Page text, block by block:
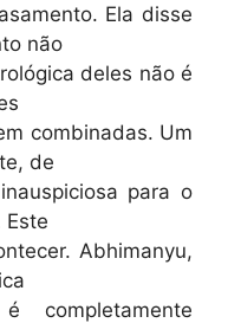
Ela disse
não
deles não é
combinadas. Um
de
para o
Este
Abhimanyu,
completamente